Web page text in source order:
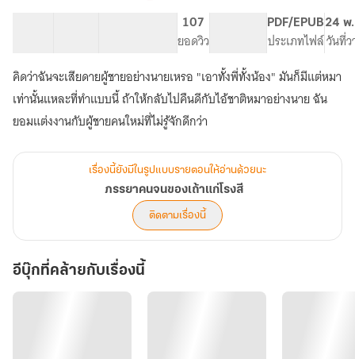
คนจน
ของ
เถ้าแก่
สี
107
ยอดวิว
PDF/EPUB
ประเภทไฟล์
24 พ
วันที่ว
คิดว่าฉันจะเสียดายผู้ชายอย่างนายเหรอ "เอาทั้งพี่ทั้งน้อง" มันก็มีแต่หมา
เท่านั้นแหละที่ทำแบบนี้ ถ้าให้กลับไปคืนดีกับไอ้ชาติหมาอย่างนาย ฉัน
ยอมแต่งงานกับผู้ชายคนใหม่ที่ไม่รู้จักดีกว่า
เรื่องนี้ยังมีในรูปแบบรายตอนให้อ่านด้วยนะ
ภรรยาคนจนของเถ้าแก่โรงสี
ติดตามเรื่องนี้
อีบุ๊กที่คล้ายกับเรื่องนี้